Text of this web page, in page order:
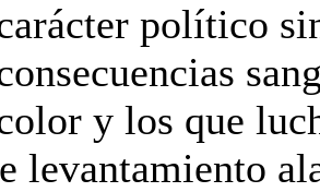
político
y los que
levantamiento